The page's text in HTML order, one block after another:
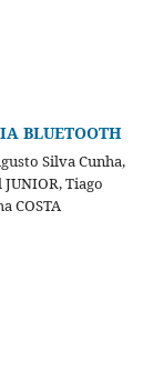
BLUETOOTH
Silva Cunha,
Tiago
COSTA